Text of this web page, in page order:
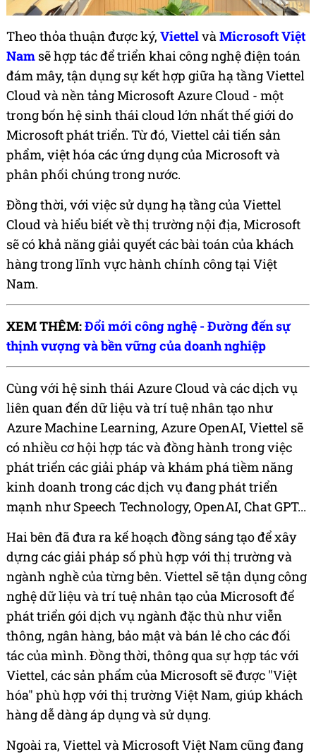
Theo thỏa thuận được ký, ViettelvàMicrosoft Việt
Nam sẽ hợp tác để triển khai công nghệ điện toán
đám mây, tận dụng sự kết hợp giữa hạ tầng Viettel
Cloud và nền tảng Microsoft Azure Cloud - một
trong bốn hệ sinh thái cloud lớn nhất thế giới do
Microsoft phát triển. Từ đó, Viettel cải tiến sản
phẩm, việt hóa các ứng dụng của Microsoft và
phân phối chúng trong nước.
Đồng thời, với việc sử dụng hạ tầng của Viettel
Cloud và hiểu biết về thị trường nội địa, Microsoft
sẽ có khả năng giải quyết các bài toán của khách
hàng trong lĩnh vực hành chính công tại Việt
Nam.
XEM THÊM:Đổi mới công nghệ - Đường đến sự
thịnh vượng và bền vững của doanh nghiệp
Cùng với hệ sinh thái Azure Cloud và các dịch vụ
liên quan đến dữ liệu và trí tuệ nhân tạo như
Azure Machine Learning, Azure OpenAI, Viettel sẽ
có nhiều cơ hội hợp tác và đồng hành trong việc
phát triển các giải pháp và khám phá tiềm năng
kinh doanh trong các dịch vụ đang phát triển
mạnh như Speech Technology, OpenAI, Chat GPT...
Hai bên đã đưa ra kế hoạch đồng sáng tạo để xây
dựng các giải pháp số phù hợp với thị trường và
ngành nghề của từng bên. Viettel sẽ tận dụng công
nghệ dữ liệu và trí tuệ nhân tạo của Microsoft để
phát triển gói dịch vụ ngành đặc thù như viễn
thông, ngân hàng, bảo mật và bán lẻ cho các đối
tác của mình. Đồng thời, thông qua sự hợp tác với
Viettel, các sản phẩm của Microsoft sẽ được "Việt
hóa" phù hợp với thị trường Việt Nam, giúp khách
hàng dễ dàng áp dụng và sử dụng.
Ngoài ra, Viettel và MicrosoftViệt Namcũng đang